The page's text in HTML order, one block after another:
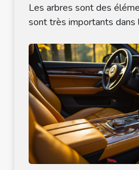
Les arbres sont des
sont très importants dans